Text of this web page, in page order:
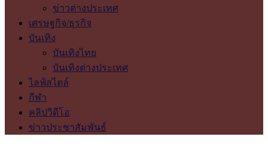
ข่าวต่างประเทศ
เศรษฐกิจ/ธุรกิจ
บันเทิง
บันเทิงไทย
บันเทิงต่างประเทศ
ไลฟ์สไตล์
กีฬา
คลิปวิดีโอ
ข่าวประชาสัมพันธ์